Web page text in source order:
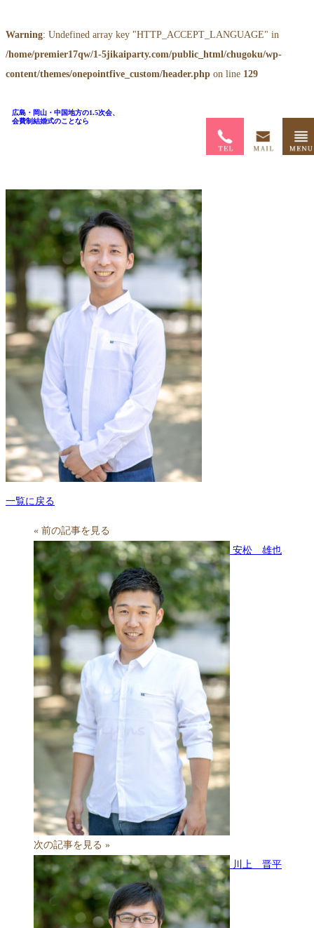
Warning: Undefined array key "HTTP_ACCEPT_LANGUAGE" in
/home/premier17qw/1-5jikaiparty.com/public_html/chugoku/wp-
content/themes/onepointfive_custom/header.php on line 129
広島・岡山・中国地方の1.5次会、
会費制結婚式のことなら
スタッフ
一覧に戻る
« 前の記事を見る
安松 雄也
次の記事を見る »
川上 晋平